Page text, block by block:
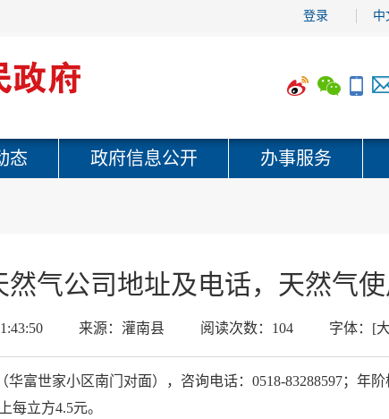
登录 中
态 政府信息公开 办事服务
气公司地址及电话，天然气使
来源： 灌南县 阅读次数： 104 字体： [大
富世家小区南门对面），咨询电话：0518-83288597；年
每立方4.5元。